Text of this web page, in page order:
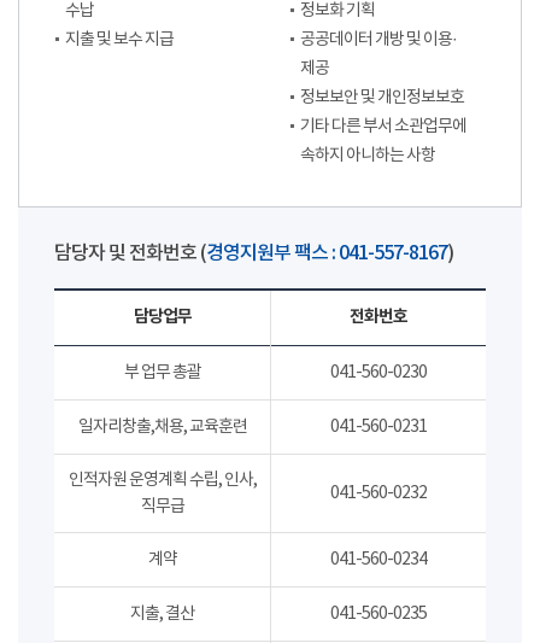
수납
지출 및 보수 지급
정보화 기획
공공데이터 개방 및 이용·
제공
정보보안 및 개인정보보호
기타 다른 부서 소관업무에
속하지 아니하는 사항
담당자 및 전화번호 (경영지원부 팩스 : 041-557-8167)
담당업무 전화번호
부 업무 총괄 041-560-0230
일자리창출,채용, 교육훈련 041-560-0231
인적자원 운영계획 수립, 인사,
직무급
041-560-0232
계약 041-560-0234
지출, 결산 041-560-0235